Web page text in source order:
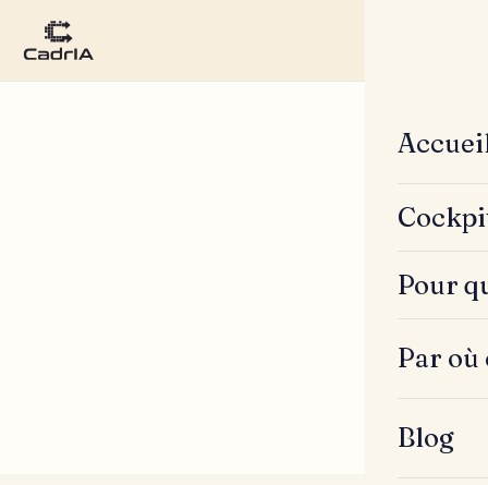
Pour
Par où
Blog